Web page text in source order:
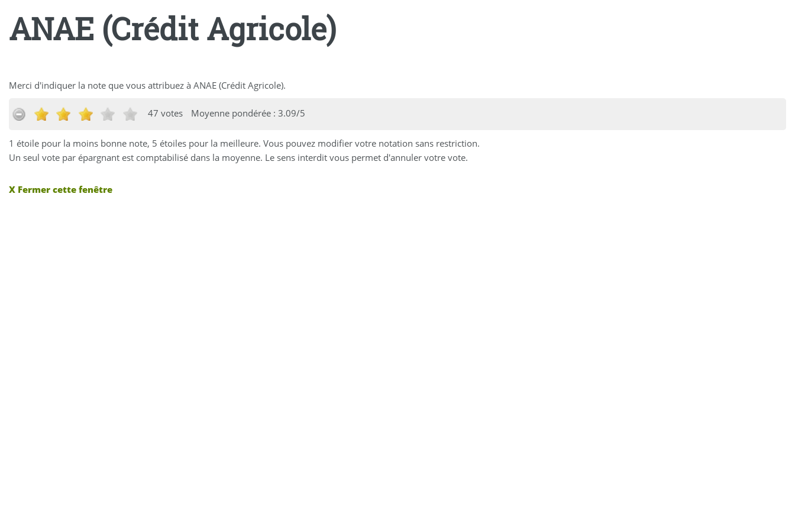
ANAE (Crédit Agricole)
Merci d'indiquer la note que vous attribuez à ANAE (Crédit Agricole).
47 votes Moyenne pondérée : 3.09/5
1 étoile pour la moins bonne note, 5 étoiles pour la meilleure. Vous pouvez modifier votre notation sans restriction.
Un seul vote par épargnant est comptabilisé dans la moyenne. Le sens interdit vous permet d'annuler votre vote.
X Fermer cette fenêtre